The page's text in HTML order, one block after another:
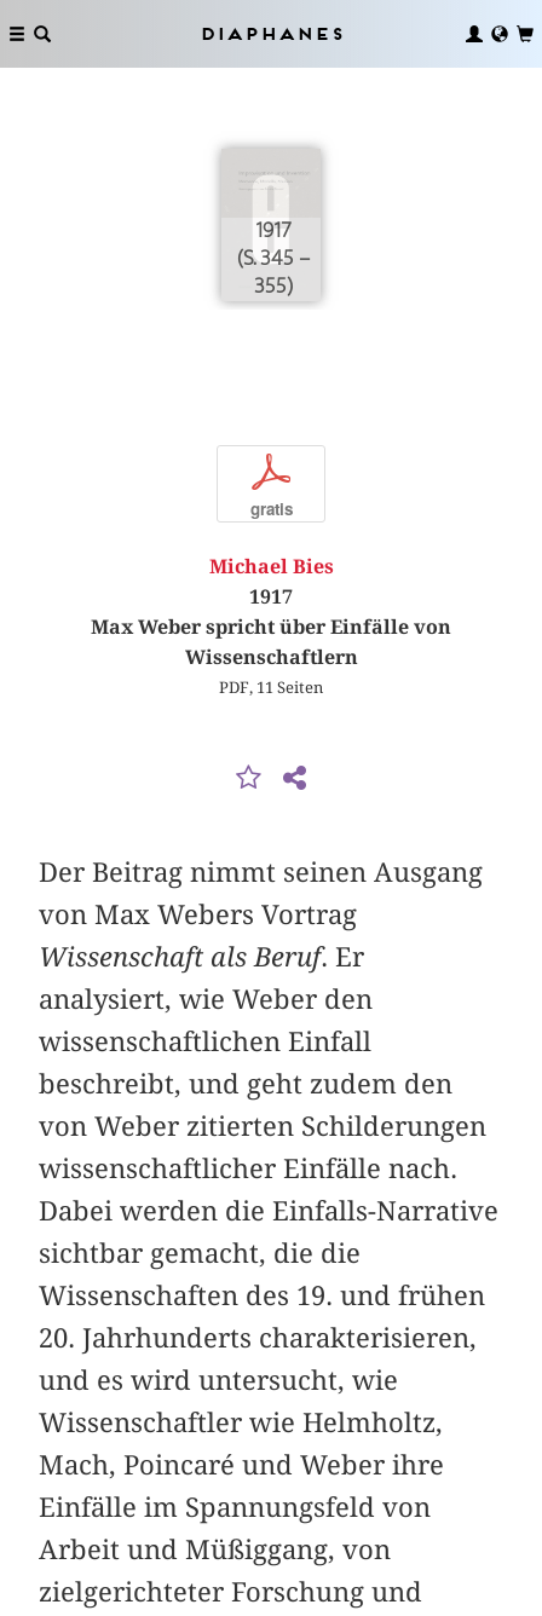
Diaphanes
1917
(S. 345 –
355)
p
gratis
Michael Bies
1917
Max Weber spricht über Einfälle von
Wissenschaftlern
PDF, 11 Seiten
Der Beitrag nimmt seinen Ausgang
von Max Webers Vortrag
Wissenschaft als Beruf. Er
analysiert, wie Weber den
wissenschaftlichen Einfall
beschreibt, und geht zudem den
von Weber zitierten Schilderungen
wissenschaftlicher Einfälle nach.
Dabei werden die Einfalls-Narrative
sichtbar gemacht, die die
Wissenschaften des 19. und frühen
20. Jahrhunderts charakterisieren,
und es wird untersucht, wie
Wissenschaftler wie Helmholtz,
Mach, Poincaré und Weber ihre
Einfälle im Spannungsfeld von
Arbeit und Müßiggang, von
zielgerichteter Forschung und